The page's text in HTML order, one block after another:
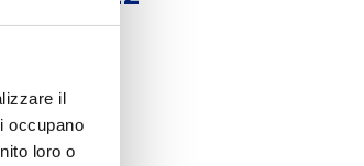
il
occupano
loro o